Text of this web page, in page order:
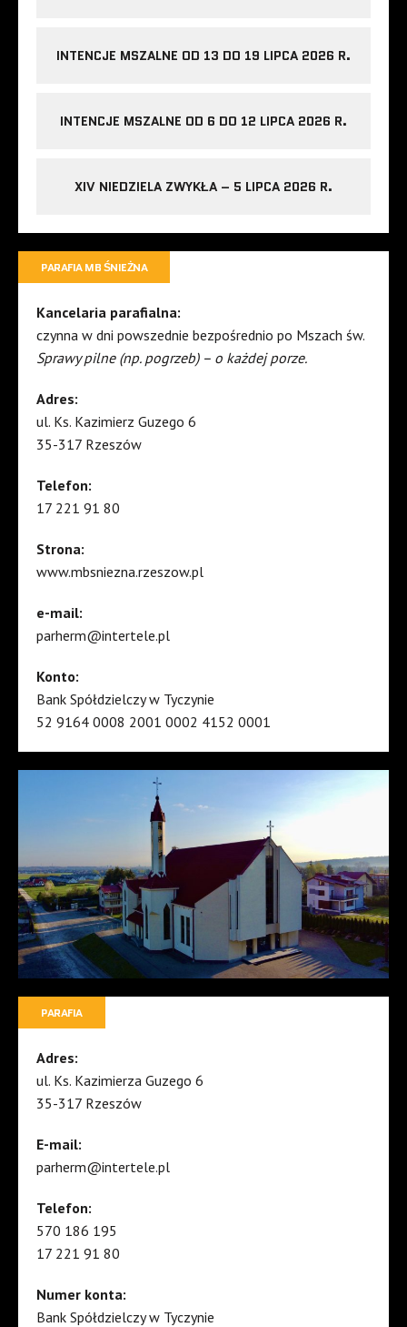
INTENCJE MSZALNE OD 13 DO 19 LIPCA 2026 R.
INTENCJE MSZALNE OD 6 DO 12 LIPCA 2026 R.
XIV NIEDZIELA ZWYKŁA – 5 LIPCA 2026 R.
PARAFIA MB ŚNIEŻNA
Kancelaria parafialna:
czynna w dni powszednie bezpośrednio po Mszach św.
Sprawy pilne (np. pogrzeb) – o każdej porze.
Adres:
ul. Ks. Kazimierz Guzego 6
35-317 Rzeszów
Telefon:
17 221 91 80
Strona:
www.mbsniezna.rzeszow.pl
e-mail:
parherm@intertele.pl
Konto:
Bank Spółdzielczy w Tyczynie
52 9164 0008 2001 0002 4152 0001
PARAFIA
Adres:
ul. Ks. Kazimierza Guzego 6
35-317 Rzeszów
E-mail:
parherm@intertele.pl
Telefon:
570 186 195
17 221 91 80
Numer konta:
Bank Spółdzielczy w Tyczynie